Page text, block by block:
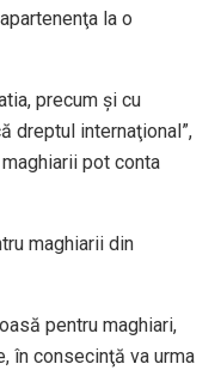
la o
precum şi cu
dreptul internaţional”,
pot conta
maghiarii din
pentru maghiari,
în consecinţă va urma